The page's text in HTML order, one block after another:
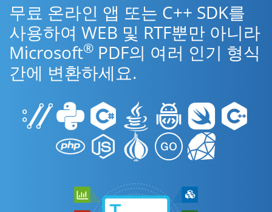
무료 온라인 앱 또는 C++ SDK를
사용하여 WEB 및 RTF뿐만 아니라
Microsoft® PDF의 여러 인기 형식
간에 변환하세요.